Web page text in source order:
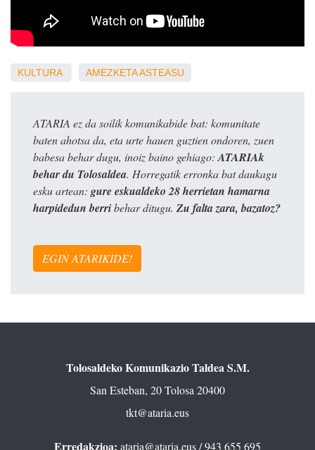
KULTURA AMEZKETAASTEASU
ATARIA ez da soilik komunikabide bat: komunitate
baten ahotsa da, eta urte hauen guztien ondoren, zuen
babesa behar dugu, inoiz baino gehiago: ATARIAk
behar du Tolosaldea. Horregatik erronka bat daukagu
esku artean: gure eskualdeko 28 herrietan hamarna
harpidedun berribehar ditugu. Zu falta zara, bazatoz?
EGIN ATARIKIDE!
Tolosaldeko Komunikazio Taldea S.M.
San Esteban, 20 Tolosa 20400
tkt@ataria.eus
Erredakzioa: ataria@ataria.eus/ 943 655 695